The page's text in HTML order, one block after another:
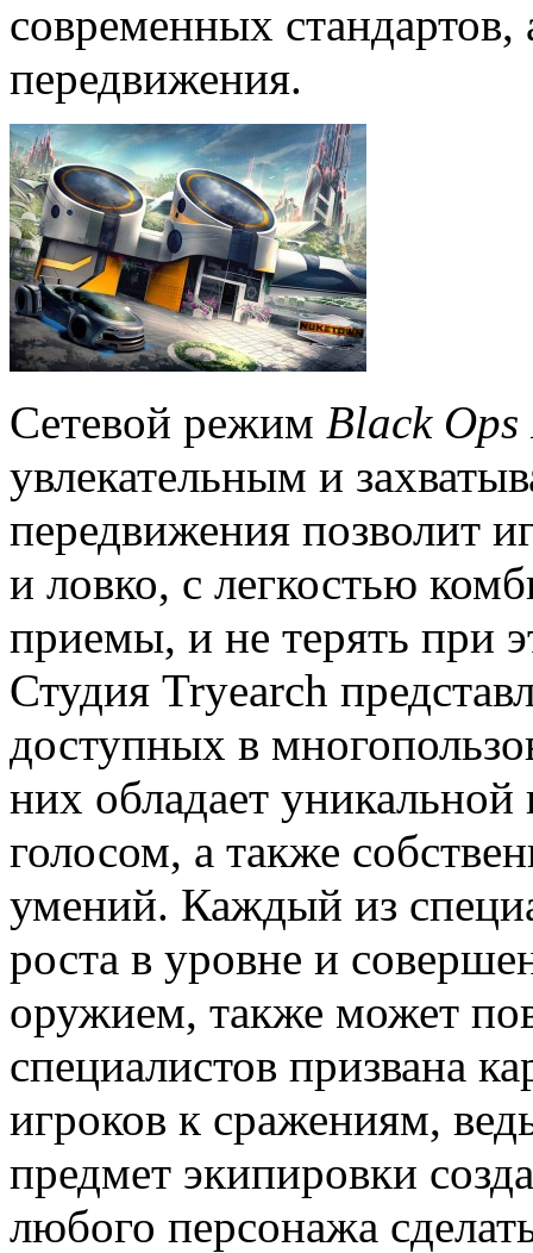
современных
передвижения.
Сетевой режим Black Ops
увлекательным и
передвижения позволит
и ловко, с легкостью
приемы, и не терять при
Студия Tryearch
доступных в
них обладает
голосом, а также
умений. Каждый из
роста в уровне и
оружием, также может
специалистов призвана
игроков к сражениям,
предмет экипировки
любого персонажа